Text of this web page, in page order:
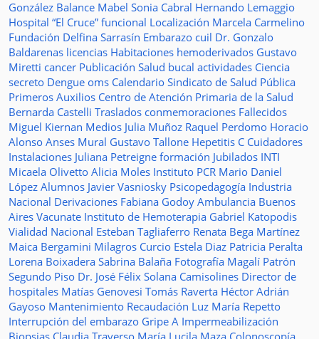
González Balance Mabel Sonia Cabral Hernando Lemaggio
Hospital “El Cruce” funcional Localización Marcela Carmelino
Fundación Delfina Sarrasín Embarazo cuil Dr. Gonzalo
Baldarenas licencias Habitaciones hemoderivados Gustavo
Miretti cancer Publicación Salud bucal actividades Ciencia
secreto Dengue oms Calendario Sindicato de Salud Pública
Primeros Auxilios Centro de Atención Primaria de la Salud
Bernarda Castelli Traslados conmemoraciones Fallecidos
Miguel Kiernan Medios Julia Muñoz Raquel Perdomo Horacio
Alonso Anses Mural Gustavo Tallone Hepetitis C Cuidadores
Instalaciones Juliana Petreigne formación Jubilados INTI
Micaela Olivetto Alicia Moles Instituto PCR Mario Daniel
López Alumnos Javier Vasniosky Psicopedagogía Industria
Nacional Derivaciones Fabiana Godoy Ambulancia Buenos
Aires Vacunate Instituto de Hemoterapia Gabriel Katopodis
Vialidad Nacional Esteban Tagliaferro Renata Bega Martínez
Maica Bergamini Milagros Curcio Estela Diaz Patricia Peralta
Lorena Boixadera Sabrina Balaña Fotografía Magalí Patrón
Segundo Piso Dr. José Félix Solana Camisolines Director de
hospitales Matías Genovesi Tomás Raverta Héctor Adrián
Gayoso Mantenimiento Recaudación Luz María Repetto
Interrupción del embarazo Gripe A Impermeabilización
Biopsias Claudia Traverso María Lucila Maza Colonoscopía